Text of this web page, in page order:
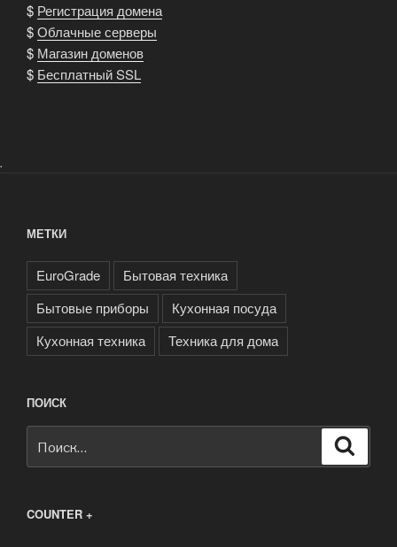
$ Регистрация домена
$Облачные серверы
$ Магазин доменов
$ Бесплатный SSL
.
МЕТКИ
EuroGrade
Бытовая техника
Бытовые приборы
Кухонная посуда
Кухонная техника
Техника для дома
ПОИСК
COUNTER +